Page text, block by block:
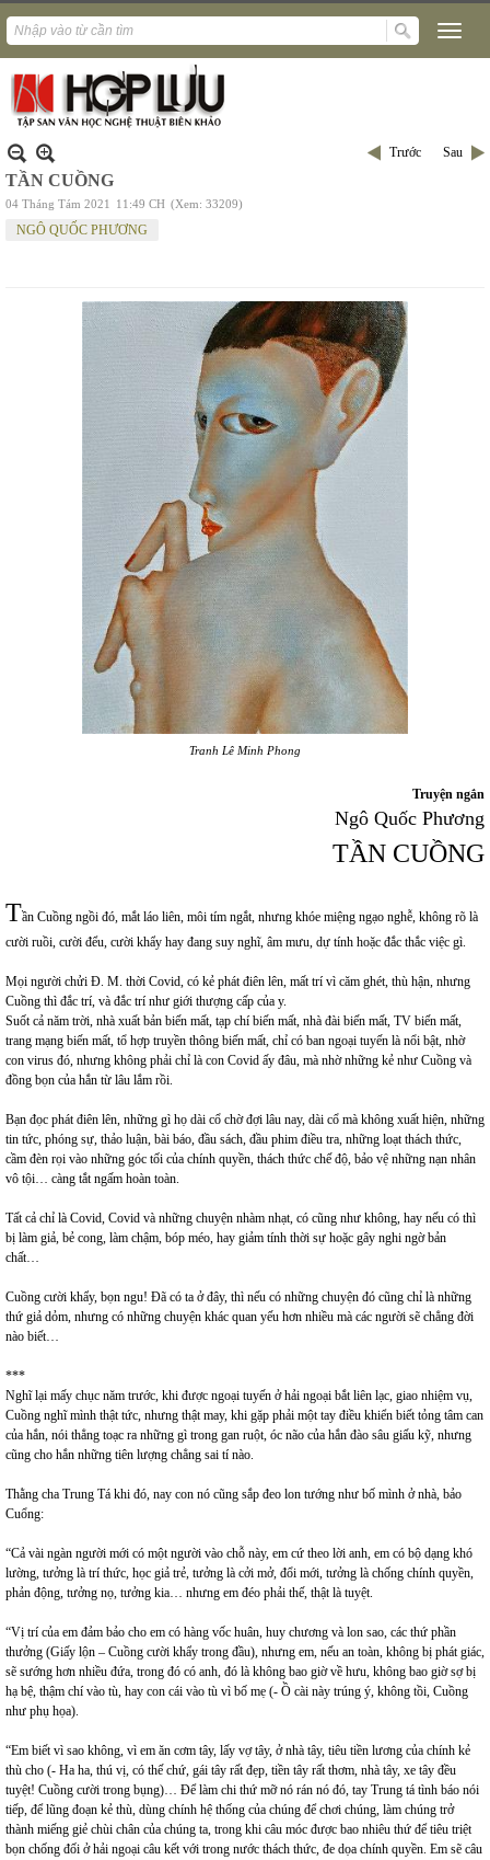
Trước Sau
TẦN CUỒNG
04 Tháng Tám 2021 11:49 CH (Xem: 33209)
NGÔ QUỐC PHƯƠNG
Tranh Lê Minh Phong
Truyện ngắn
Ngô Quốc Phương
TẦN CUỒNG
Tần Cuồng ngồi đó, mắt láo liên, môi tím ngắt, nhưng khóe miệng ngạo nghễ, không rõ là
cười ruồi, cười đểu, cười khẩy hay đang suy nghĩ, âm mưu, dự tính hoặc đắc thắc việc gì.
Mọi người chửi Đ. M. thời Covid, có kẻ phát điên lên, mất trí vì căm ghét, thù hận, nhưng
Cuồng thì đắc trí, và đắc trí như giới thượng cấp của y.
Suốt cả năm trời, nhà xuất bản biến mất, tạp chí biến mất, nhà đài biến mất, TV biến mất,
trang mạng biến mất, tổ hợp truyền thông biến mất, chỉ có ban ngoại tuyến là nổi bật, nhờ
con virus đó, nhưng không phải chỉ là con Covid ấy đâu, mà nhờ những kẻ như Cuồng và
đồng bọn của hắn từ lâu lắm rồi.
Bạn đọc phát điên lên, những gì họ dài cổ chờ đợi lâu nay, dài cổ mà không xuất hiện, những
tin tức, phóng sự, thảo luận, bài báo, đầu sách, đầu phim điều tra, những loạt thách thức,
cầm đèn rọi vào những góc tối của chính quyền, thách thức chế độ, bảo vệ những nạn nhân
vô tội… càng tắt ngấm hoàn toàn.
Tất cả chỉ là Covid, Covid và những chuyện nhàm nhạt, có cũng như không, hay nếu có thì
bị làm giả, bẻ cong, làm chậm, bóp méo, hay giảm tính thời sự hoặc gây nghi ngờ bản
chất…
Cuồng cười khẩy, bọn ngu! Đã có ta ở đây, thì nếu có những chuyện đó cũng chỉ là những
thứ giả dỏm, nhưng có những chuyện khác quan yếu hơn nhiều mà các người sẽ chẳng đời
nào biết…
***
Nghĩ lại mấy chục năm trước, khi được ngoại tuyến ở hải ngoại bắt liên lạc, giao nhiệm vụ,
Cuồng nghĩ mình thật tức, nhưng thật may, khi gặp phải một tay điều khiển biết tỏng tâm can
của hắn, nói thẳng toạc ra những gì trong gan ruột, óc não của hắn đào sâu giấu kỹ, nhưng
cũng cho hắn những tiên lượng chẳng sai tí nào.
Thằng cha Trung Tá khi đó, nay con nó cũng sắp đeo lon tướng như bố mình ở nhà, bảo
Cuổng:
“Cả vài ngàn người mới có một người vào chỗ này, em cứ theo lời anh, em có bộ dạng khó
lường, tưởng là trí thức, học giả trẻ, tưởng là cởi mở, đổi mới, tưởng là chống chính quyền,
phản động, tưởng nọ, tưởng kia… nhưng em đéo phải thế, thật là tuyệt.
“Vị trí của em đảm bảo cho em có hàng vốc huân, huy chương và lon sao, các thứ phần
thưởng (Giấy lộn – Cuồng cười khẩy trong đầu), nhưng em, nếu an toàn, không bị phát giác,
sẽ sướng hơn nhiều đứa, trong đó có anh, đó là không bao giờ về hưu, không bao giờ sợ bị
hạ bệ, thậm chí vào tù, hay con cái vào tù vì bố mẹ (- Ồ cài này trúng ý, không tồi, Cuồng
như phụ họa).
“Em biết vì sao không, vì em ăn cơm tây, lấy vợ tây, ở nhà tây, tiêu tiền lương của chính kẻ
thù cho (- Ha ha, thú vị, có thế chứ, gái tây rất đẹp, tiền tây rất thơm, nhà tây, xe tây đều
tuyệt! Cuồng cười trong bụng)… Để làm chi thứ mỡ nó rán nó đó, tay Trung tá tình báo nói
tiếp, để lũng đoạn kẻ thù, dùng chính hệ thống của chúng để chơi chúng, làm chúng trở
thành miếng giẻ chùi chân của chúng ta, trong khi câu móc được bao nhiêu thứ để tiêu triệt
bọn chống đối ở hải ngoại câu kết với trong nước thách thức, đe dọa chính quyền. Em sẽ câu